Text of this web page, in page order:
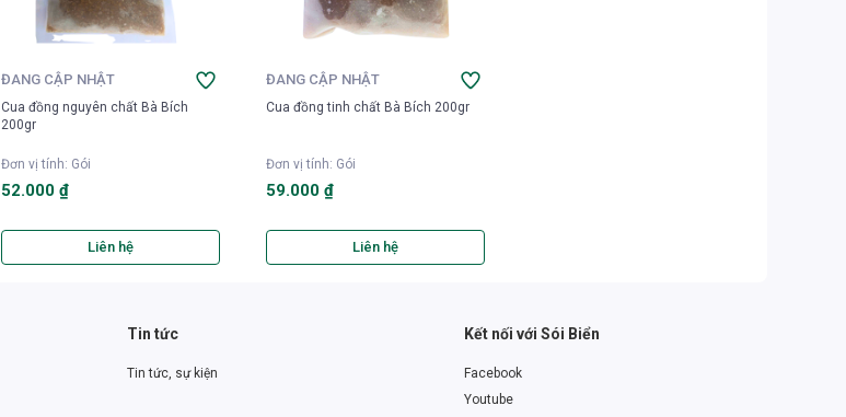
ĐANG CẬP NHẬT
Cua đồng nguyên chất Bà Bích
200gr
Đơn vị tính: Gói
52.000 ₫
Liên hệ
ĐANG CẬP NHẬT
Cua đồng tinh chất Bà Bích 200gr
Đơn vị tính: Gói
59.000 ₫
Liên hệ
Tin tức
Tin tức, sự kiện
Kết nối với Sói Biển
Facebook
Youtube